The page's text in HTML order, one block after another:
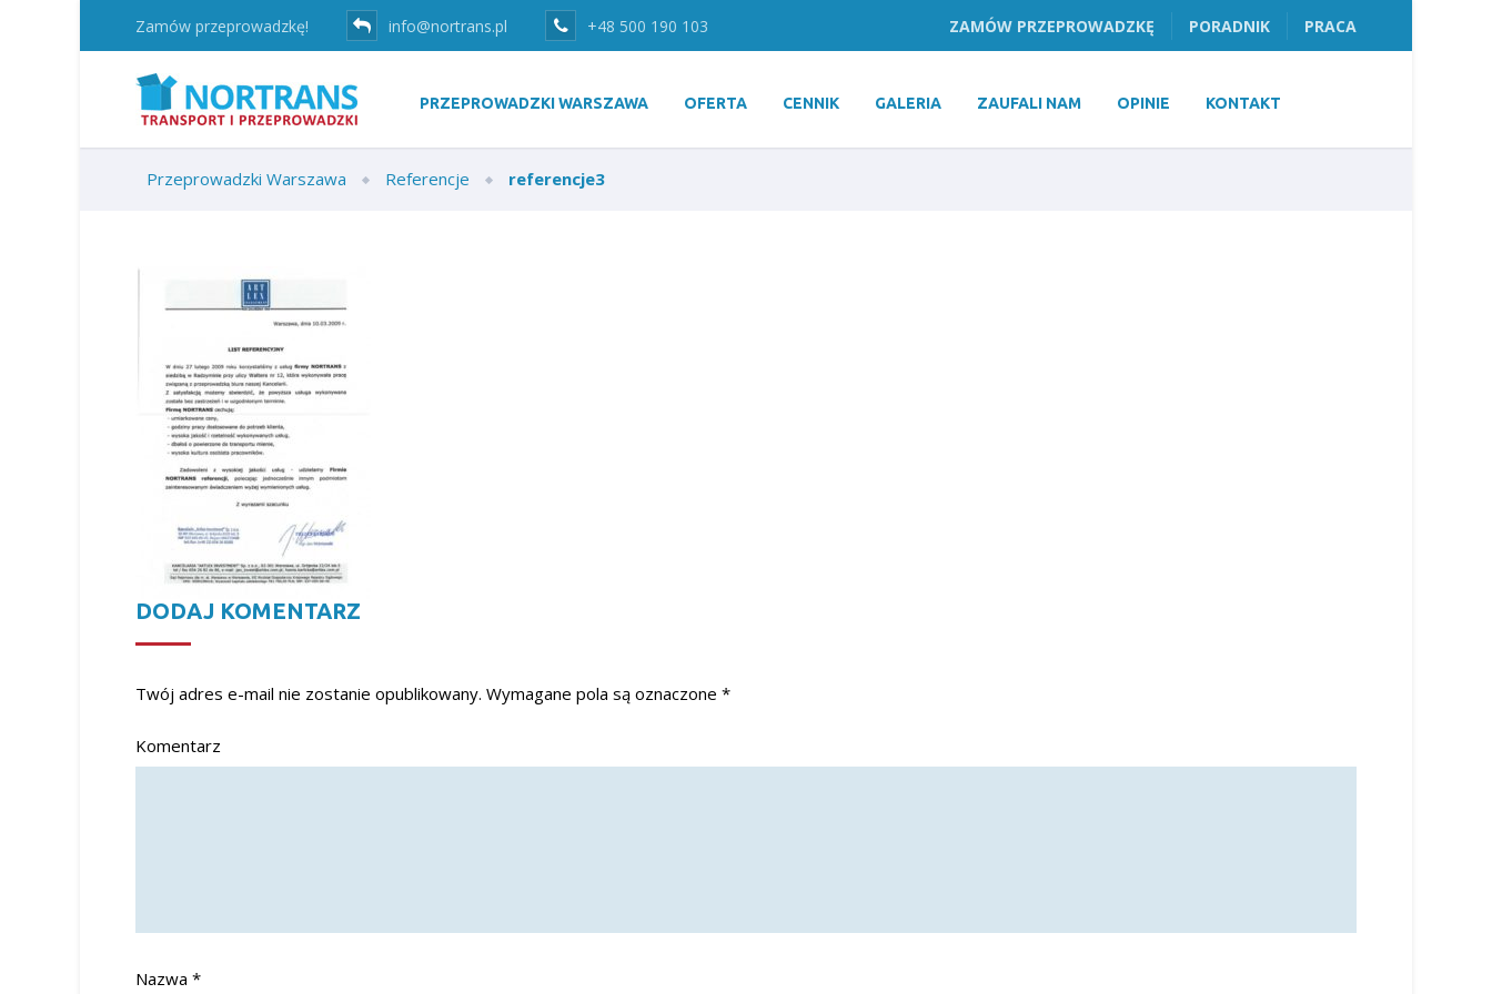
Zamów przeprowadzkę! info@nortrans.pl +48 500 190 103 ZAMÓW PRZEPROWADZKĘ PORADNIK PRACA
PRZEPROWADZKI WARSZAWA OFERTA CENNIK GALERIA ZAUFALI NAM OPINIE KONTAKT
Przeprowadzki Warszawa Referencje referencje3
DODAJ KOMENTARZ
Twój adres e-mail nie zostanie opublikowany. Wymagane pola są oznaczone *
Komentarz
Nazwa *